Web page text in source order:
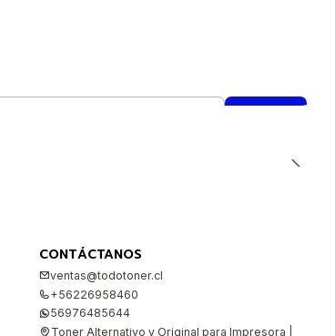
CONTÁCTANOS
ventas@todotoner.cl
+56226958460
56976485644
Toner Alternativo y Original para Impresora |